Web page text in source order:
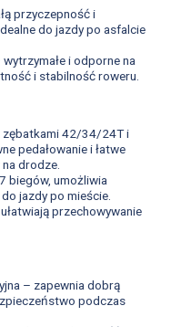
przyczepność i
do jazdy po asfalcie
i odporne na
i stabilność roweru.
zębatkami 42/34/24T i
pedałowanie i łatwe
drodze.
biegów, umożliwia
jazdy po mieście.
przechowywanie
– zapewnia dobrą
podczas